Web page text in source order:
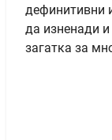
дефинитивни
да изненади
загатка за